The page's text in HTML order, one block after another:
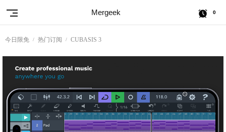
Mergeek 0
今日限免 热门订阅 CUBASIS 3